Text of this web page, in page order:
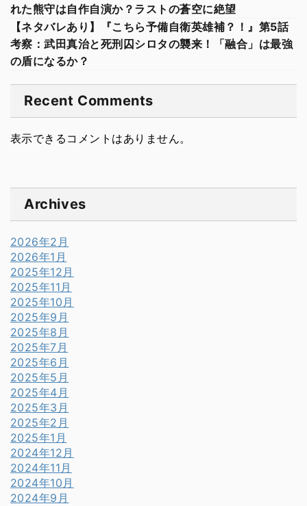
れた熊守は自作自演か？ラストの蒼空に絶望
【ネタバレあり】『こちら予備自衛英雄補？！』第5話
考察：武田真治と死刑囚シロタの襲来！「融合」は最強
の盾になるか？
Recent Comments
表示できるコメントはありません。
Archives
2026年2月
2026年1月
2025年12月
2025年11月
2025年10月
2025年9月
2025年8月
2025年7月
2025年6月
2025年5月
2025年4月
2025年3月
2025年2月
2025年1月
2024年12月
2024年11月
2024年10月
2024年9月